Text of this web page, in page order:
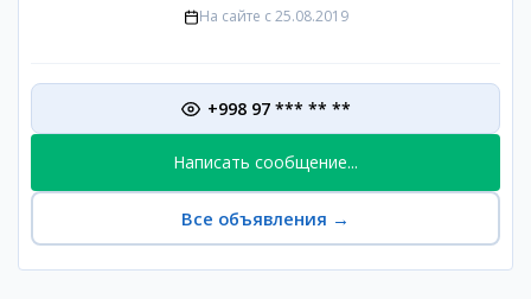
На сайте с 25.08.2019
+998 97 *** ** **
Написать сообщение...
Все объявления →